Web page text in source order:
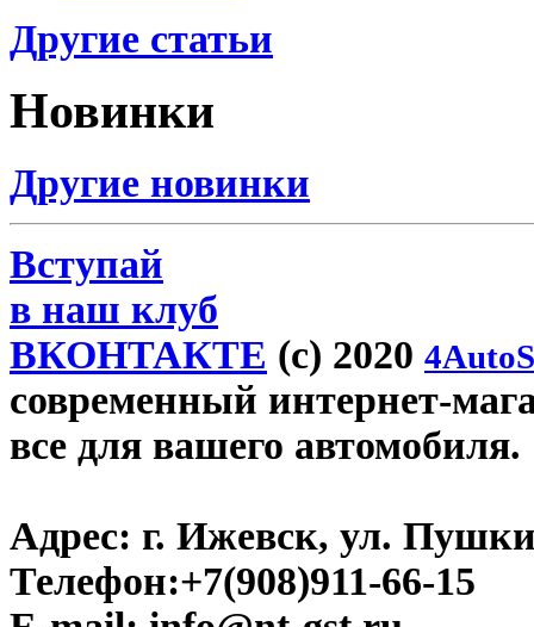
Другие статьи
Новинки
Другие новинки
Вступай
в наш клуб
ВКОНТАКТЕ (c) 2020
современный интернет-
все для вашего автомобиля.
Адрес: г. Ижевск, ул.
Телефон:+7(908)911-66-15